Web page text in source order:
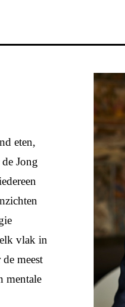
eten,
Jong
vlak in
meest
mentale